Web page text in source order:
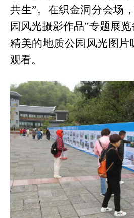
共生”。在织金洞分会场
园风光摄影作品”专题展
精美的地质公园风光图片
观看。